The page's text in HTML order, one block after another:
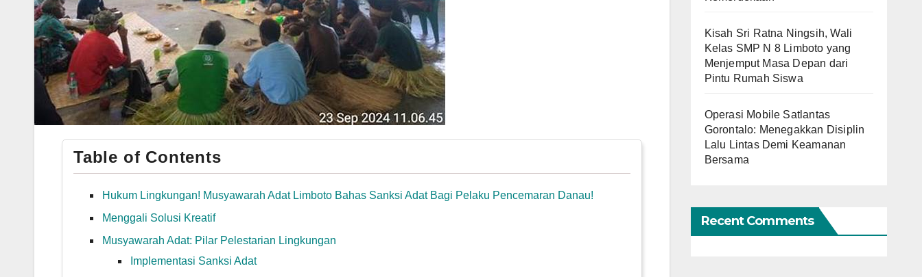
Table of Contents
Hukum Lingkungan! Musyawarah Adat Limboto Bahas Sanksi Adat Bagi Pelaku Pencemaran Danau!
Menggali Solusi Kreatif
Musyawarah Adat: Pilar Pelestarian Lingkungan
Implementasi Sanksi Adat
Kisah Sri Ratna Ningsih, Wali
Kelas SMP N 8 Limboto yang
Menjemput Masa Depan dari
Pintu Rumah Siswa
Operasi Mobile Satlantas
Gorontalo: Menegakkan Disiplin
Lalu Lintas Demi Keamanan
Bersama
Recent Comments